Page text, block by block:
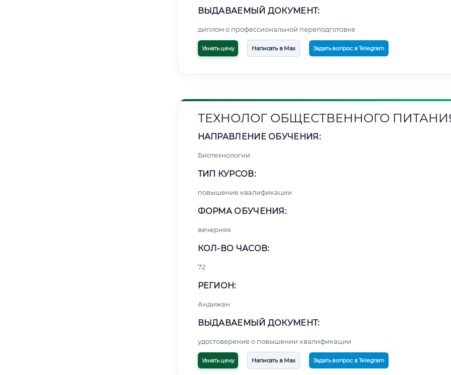
ВЫДАВАЕМЫЙ ДОКУМЕНТ:
диплом о профессиональной переподготовке
Узнать цену Написать в Max Задать вопрос в Telegram
ТЕХНОЛОГ ОБЩЕСТВЕННОГО
НАПРАВЛЕНИЕ ОБУЧЕНИЯ:
Биотехнологии
ТИП КУРСОВ:
повышение квалификации
ФОРМА ОБУЧЕНИЯ:
вечерняя
КОЛ-ВО ЧАСОВ:
72
РЕГИОН:
Андижан
ВЫДАВАЕМЫЙ ДОКУМЕНТ:
удостоверение о повышении квалификации
Узнать цену Написать в Max Задать вопрос в Telegram